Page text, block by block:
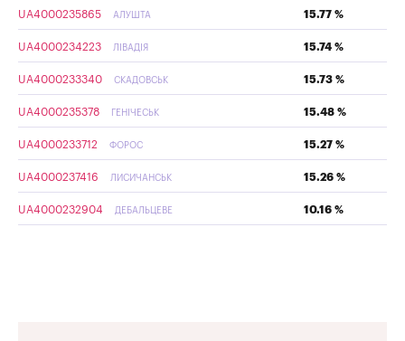
UA4000235865 АЛУШТА 15.77 %
UA4000234223 ЛІВАДІЯ 15.74 %
UA4000233340 СКАДОВСЬК 15.73 %
UA4000235378 ГЕНІЧЕСЬК 15.48 %
UA4000233712 ФОРОС 15.27 %
UA4000237416 ЛИСИЧАНСЬК 15.26 %
UA4000232904 ДЕБАЛЬЦЕВЕ 10.16 %